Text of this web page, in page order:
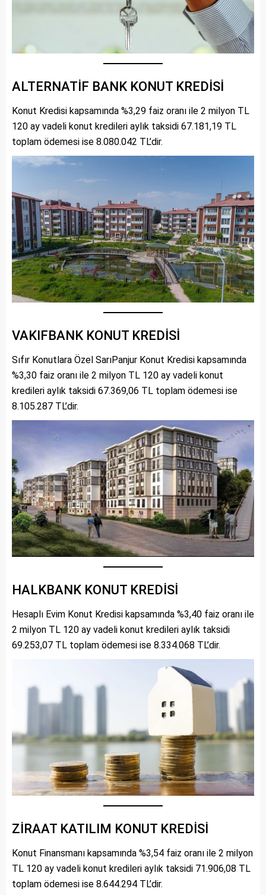
ALTERNATİF BANK KONUT KREDİSİ
Konut Kredisi kapsamında %3,29 faiz oranı ile 2 milyon TL
120 ay vadeli konut kredileri aylık taksidi 67.181,19 TL
toplam ödemesi ise 8.080.042 TL’dir.
VAKIFBANK KONUT KREDİSİ
Sıfır Konutlara Özel SarıPanjur Konut Kredisi kapsamında
%3,30 faiz oranı ile 2 milyon TL 120 ay vadeli konut
kredileri aylık taksidi 67.369,06 TL toplam ödemesi ise
8.105.287 TL’dir.
HALKBANK KONUT KREDİSİ
Hesaplı Evim Konut Kredisi kapsamında %3,40 faiz oranı ile
2 milyon TL 120 ay vadeli konut kredileri aylık taksidi
69.253,07 TL toplam ödemesi ise 8.334.068 TL’dir.
ZİRAAT KATILIM KONUT KREDİSİ
Konut Finansmanı kapsamında %3,54 faiz oranı ile 2 milyon
TL 120 ay vadeli konut kredileri aylık taksidi 71.906,08 TL
toplam ödemesi ise 8.644.294 TL’dir.